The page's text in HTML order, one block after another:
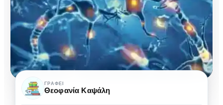
Σκλήρυνση
κατά
ΓΡΆΦΕΙ
Θεοφανία Καψάλη